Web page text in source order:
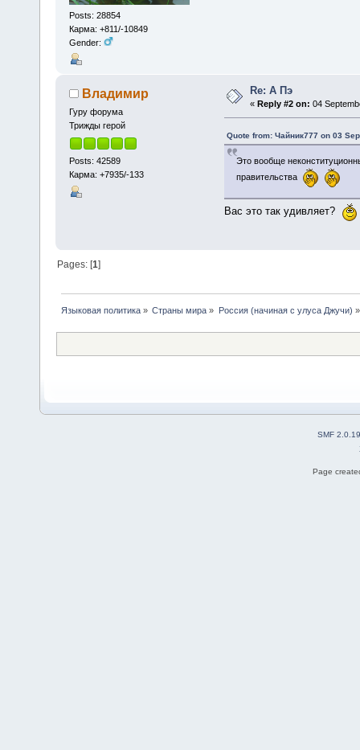
Posts: 28854
Карма: +811/-10849
Gender:
Владимир
Гуру форума
Трижды герой
Posts: 42589
Карма: +7935/-133
Re: А Пэ
« Reply #2 on: 04
Quote from: Чайник777 on 03
Это вообще
правительства
Вас это так удивляет?
Pages: [1]
Языковая политика» Страны мира » Россия (начиная с улуса Джучи) »
SMF 2.0.19
Page